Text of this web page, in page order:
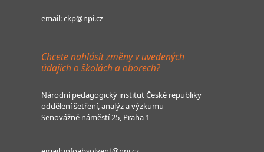
email:ckp@npi.cz
Chcete nahlásit změny v uvedených
údajích o školách a oborech?
Národní pedagogický institut České republiky
oddělení šetření, analýz a výzkumu
Senovážné náměstí 25, Praha 1